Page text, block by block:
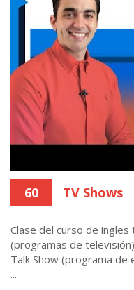
60 TV Shows
Clase del curso de
(programas de
Talk Show (programa de
...